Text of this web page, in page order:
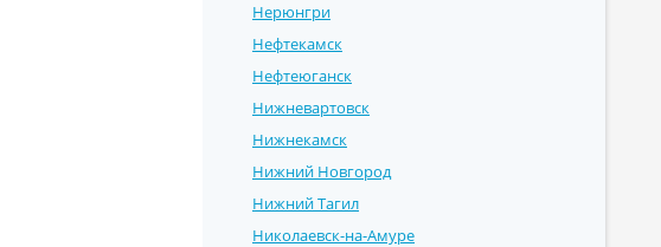
Нерюнгри
Нефтекамск
Нефтеюганск
Нижневартовск
Нижнекамск
Нижний Новгород
Нижний Тагил
Николаевск-на-Амуре